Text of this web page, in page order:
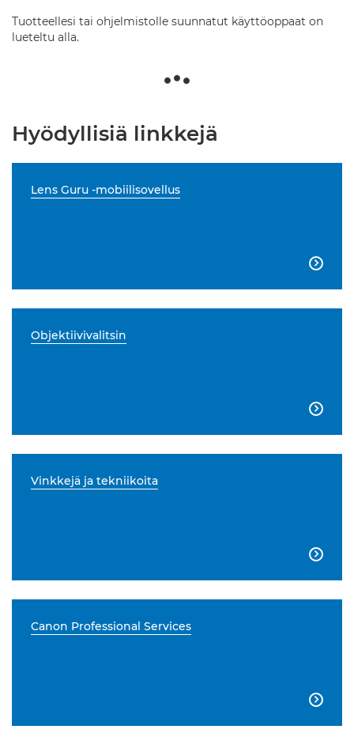
Tuotteellesi tai ohjelmistolle suunnatut käyttöoppaat on
lueteltu alla.
Hyödyllisiä linkkejä
Lens Guru -mobiilisovellus

Objektiivivalitsin

Vinkkejä ja tekniikoita

Canon Professional Services
